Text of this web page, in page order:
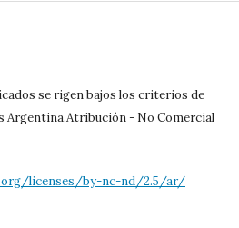
se rigen bajos los criterios de
Argentina.Atribución - No Comercial
licenses/by-nc-nd/2.5/ar/